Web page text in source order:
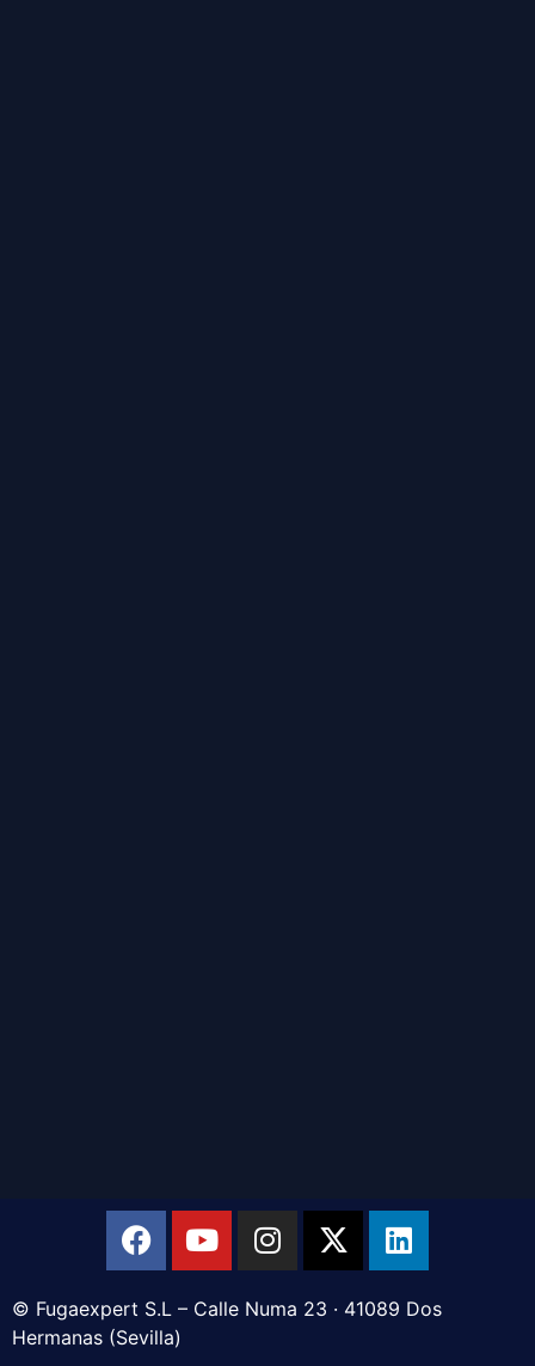
© Fugaexpert S.L – Calle Numa 23 · 41089 Dos
Hermanas (Sevilla)